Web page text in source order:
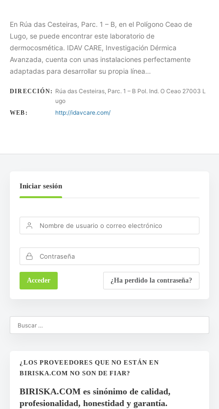
En Rúa das Cesteiras, Parc. 1 – B, en el Polígono Ceao de
Lugo, se puede encontrar este laboratorio de
dermocosmética. IDAV CARE, Investigación Dérmica
Avanzada, cuenta con unas instalaciones perfectamente
adaptadas para desarrollar su propia línea…
DIRECCIÓN: Rúa das Cesteiras, Parc. 1 – B Pol. Ind. O Ceao 27003 L
ugo
WEB: http://idavcare.com/
Iniciar sesión
¿Ha perdido la contraseña?
¿LOS PROVEEDORES QUE NO ESTÁN EN
BIRISKA.COM NO SON DE FIAR?
BIRISKA.COM es sinónimo de calidad,
profesionalidad, honestidad y garantía.